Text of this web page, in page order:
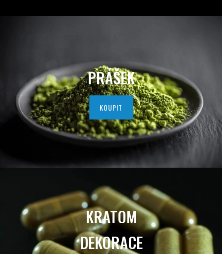
PRÁŠEK
KOUPIT
KRATOM
DEKORACE